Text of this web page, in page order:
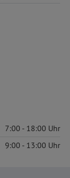
7:00 18:00
9:00 13:00